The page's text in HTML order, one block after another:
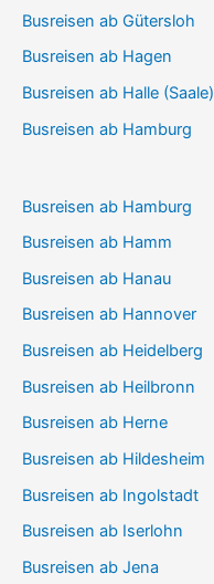
Busreisen ab Gütersloh
Busreisen ab Hagen
Busreisen ab Halle (Saale)
Busreisen ab Hamburg
Busreisen ab Hamburg
Busreisen ab Hamm
Busreisen ab Hanau
Busreisen ab Hannover
Busreisen ab Heidelberg
Busreisen ab Heilbronn
Busreisen ab Herne
Busreisen ab Hildesheim
Busreisen ab Ingolstadt
Busreisen ab Iserlohn
Busreisen ab Jena